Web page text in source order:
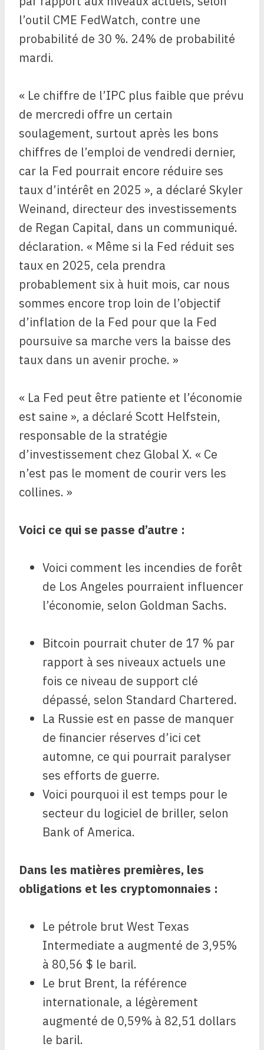
l’outil CME FedWatch, contre une
probabilité de 30 %. 24% de probabilité
mardi.
« Le chiffre de l’IPC plus faible que prévu
de mercredi offre un certain
soulagement, surtout après les bons
chiffres de l’emploi de vendredi dernier,
car la Fed pourrait encore réduire ses
taux d’intérêt en 2025 », a déclaré Skyler
Weinand, directeur des investissements
de Regan Capital, dans un communiqué.
déclaration. « Même si la Fed réduit ses
taux en 2025, cela prendra
probablement six à huit mois, car nous
sommes encore trop loin de l’objectif
d’inflation de la Fed pour que la Fed
poursuive sa marche vers la baisse des
taux dans un avenir proche. »
« La Fed peut être patiente et l’économie
est saine », a déclaré Scott Helfstein,
responsable de la stratégie
d’investissement chez Global X. « Ce
n’est pas le moment de courir vers les
collines. »
Voici ce qui se passe d’autre :
Voici comment les incendies de forêt
de Los Angeles pourraient influencer
l’économie, selon Goldman Sachs.
Bitcoin pourrait chuter de 17 % par
rapport à ses niveaux actuels une
fois ce niveau de support clé
dépassé, selon Standard Chartered.
La Russie est en passe de manquer
de financier réserves d’ici cet
automne, ce qui pourrait paralyser
ses efforts de guerre.
Voici pourquoi il est temps pour le
secteur du logiciel de briller, selon
Bank of America.
Dans les matières premières, les
obligations et les cryptomonnaies :
Le pétrole brut West Texas
Intermediate a augmenté de 3,95%
à 80,56 $ le baril.
Le brut Brent, la référence
internationale, a légèrement
augmenté de 0,59% à 82,51 dollars
le baril.